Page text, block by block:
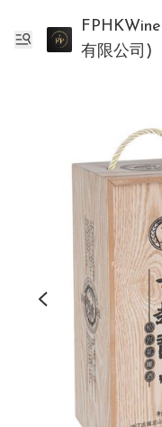
FPHKWine (皆盈國際貿易
有限公司)